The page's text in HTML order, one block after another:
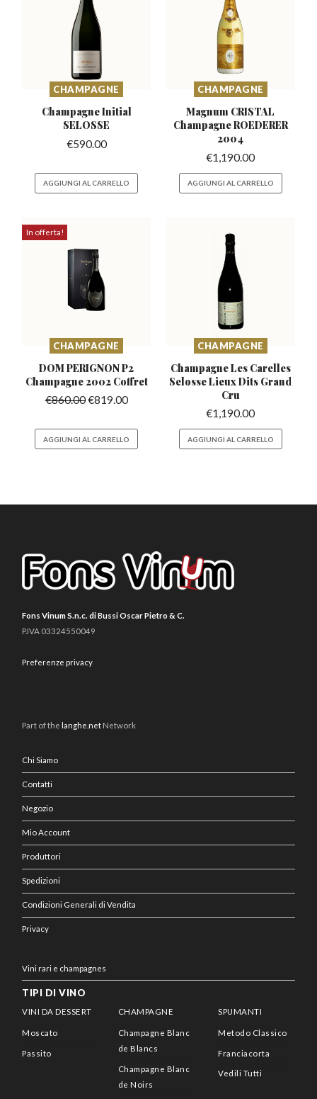
CHAMPAGNE
Champagne Initial
SELOSSE
€590.00
AGGIUNGI AL CARRELLO
CHAMPAGNE
Magnum CRISTAL
ChampagneROEDERER
2004
€1,190.00
AGGIUNGI AL CARRELLO
In offerta!
CHAMPAGNE
DOM PERIGNON P2
Champagne 2002 Coffret
€860.00€819.00
AGGIUNGI AL CARRELLO
CHAMPAGNE
Champagne Les Carelles
SelosseLieux Dits Grand
Cru
€1,190.00
AGGIUNGI AL CARRELLO
Fons Vinum S.n.c. di Bussi Oscar Pietro & C.
P.IVA 03324550049
Preferenze privacy
Part of thelanghe.net Network
Chi Siamo
Contatti
Negozio
Mio Account
Produttori
Spedizioni
Condizioni Generali di Vendita
Privacy
Vini rari e champagnes
TIPI DI VINO
VINI DA DESSERT
Moscato
Passito
CHAMPAGNE
Champagne Blanc
de Blancs
Champagne Blanc
de Noirs
SPUMANTI
Metodo Classico
Franciacorta
Vedili Tutti